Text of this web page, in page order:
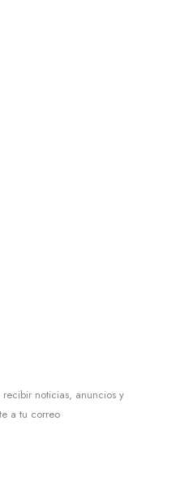
recibir noticias, anuncios y
a tu correo